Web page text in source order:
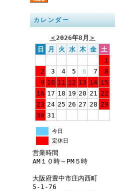
カレンダー
＜2026年8月 ＞
日
月 火 水 木 金 土
1
2
3 4 5 6 7
8
9 10 11 12 13 14 15
16 17 18 19 20 21 22
23 24 25 26 27 28 29
30 31
今日
定休日
営業時間
AM１０時～PM５時
大阪府豊中市庄内西町
5-1-76